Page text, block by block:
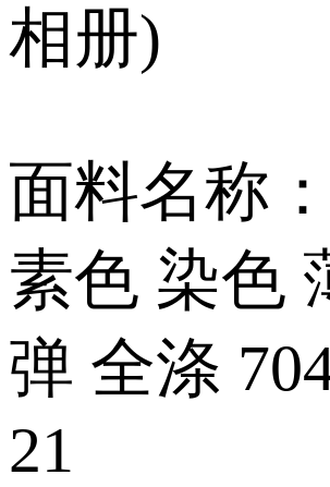
相册)
面料名称
素色 染色
弹 全涤
21